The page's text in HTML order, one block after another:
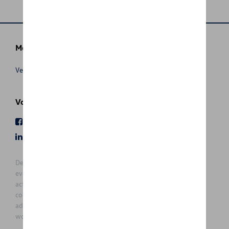
Meer info
Verkoopsvoorwaarden
Volg Ons
De prijzen op deze site zijn adviesprijzen (incl. btw), exclusief
eventuele installatiekosten. Voor meer informatie over de
actuele verkoopprijs en de eventuele installatiekosten kunt u
contact opnemen met uw concessiehouder / agent. De
adviesprijzen kunnen zonder voorafgaande kennisgeving
worden gewijzigd.